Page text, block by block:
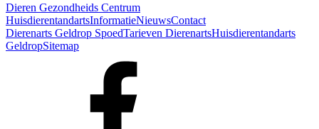
Dieren Gezondheids Centrum
HuisdierentandartsInformatieNieuwsContact
Dierenarts Geldrop SpoedTarieven DierenartsHuisdierentandarts
GeldropSitemap